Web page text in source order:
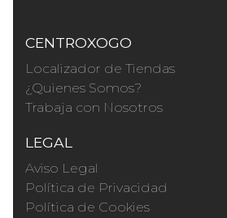
CENTROXOGO
Localizador de Tiendas
¿Quienes Somos?
Trabaja con Nosotros
LEGAL
Aviso Legal
Política de Privacidad
Política de Cookies